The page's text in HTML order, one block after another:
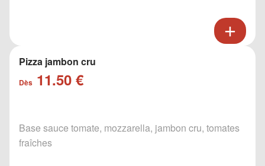
Pizza jambon cru
Dès 11.50 €
Base sauce tomate, mozzarella, jambon cru, tomates
fraîches